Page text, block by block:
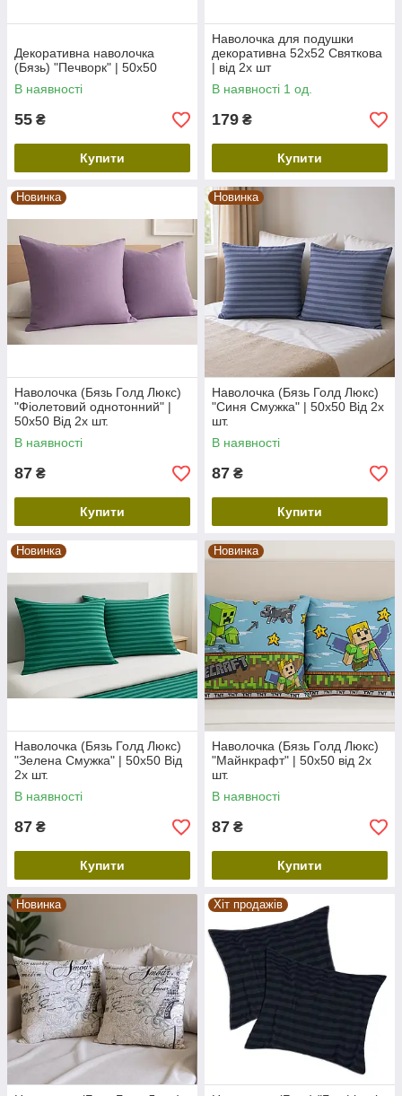
Декоративна наволочка
(Бязь) "Печворк" | 50х50
В наявності
55 ₴
Купити
Наволочка для подушки
декоративна 52х52 Святкова
| від 2х шт
В наявності 1 од.
179 ₴
Купити
Новинка
Наволочка (Бязь Голд Люкс)
"Фіолетовий однотонний" |
50х50 Від 2х шт.
В наявності
87 ₴
Купити
Новинка
Наволочка (Бязь Голд Люкс)
"Синя Смужка" | 50х50 Від 2х
шт.
В наявності
87 ₴
Купити
Новинка
Наволочка (Бязь Голд Люкс)
"Зелена Смужка" | 50х50 Від
2х шт.
В наявності
87 ₴
Купити
Новинка
Наволочка (Бязь Голд Люкс)
"Майнкрафт" | 50х50 від 2х
шт.
В наявності
87 ₴
Купити
Новинка Хіт продажів